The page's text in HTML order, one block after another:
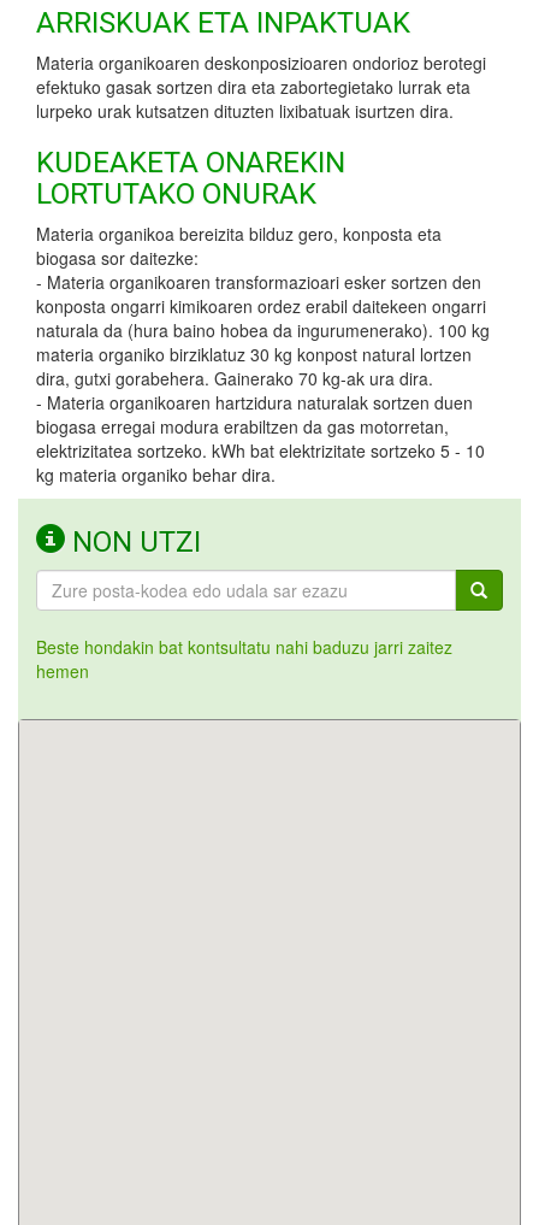
ARRISKUAK ETA INPAKTUAK
Materia organikoaren deskonposizioaren ondorioz berotegi
efektuko gasak sortzen dira eta zabortegietako lurrak eta
lurpeko urak kutsatzen dituzten lixibatuak isurtzen dira.
KUDEAKETA ONAREKIN
LORTUTAKO ONURAK
Materia organikoa bereizita bilduz gero, konposta eta
biogasa sor daitezke:
- Materia organikoaren transformazioari esker sortzen den
konposta ongarri kimikoaren ordez erabil daitekeen ongarri
naturala da (hura baino hobea da ingurumenerako). 100 kg
materia organiko birziklatuz 30 kg konpost natural lortzen
dira, gutxi gorabehera. Gainerako 70 kg-ak ura dira.
- Materia organikoaren hartzidura naturalak sortzen duen
biogasa erregai modura erabiltzen da gas motorretan,
elektrizitatea sortzeko. kWh bat elektrizitate sortzeko 5 - 10
kg materia organiko behar dira.
NON UTZI
Beste hondakin bat kontsultatu nahi baduzu jarri zaitez
hemen